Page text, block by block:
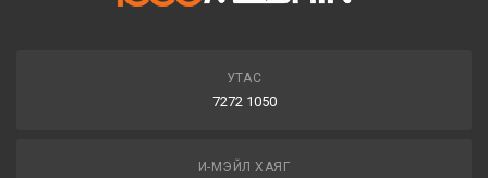
УТАС
7272 1050
И-МЭЙЛ ХАЯГ